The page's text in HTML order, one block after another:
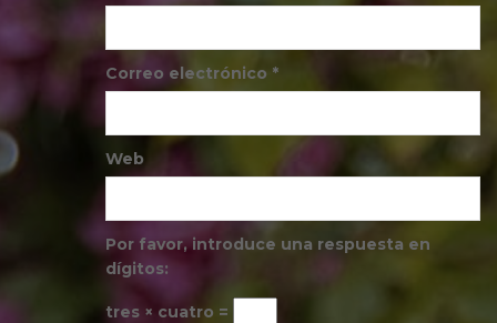
Correo electrónico *
Web
Por favor, introduce una respuesta en
dígitos:
tres × cuatro =